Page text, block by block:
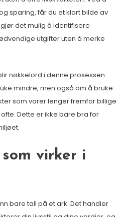
sparing, får du et klart bilde av
det mulig å identifisere
utgifter uten å merke
nøkkelord i denne prosessen.
mindre, men også om å bruke
som varer lenger fremfor billige
Dette er ikke bare bra for
virker i
bare tall på et ark. Det handler